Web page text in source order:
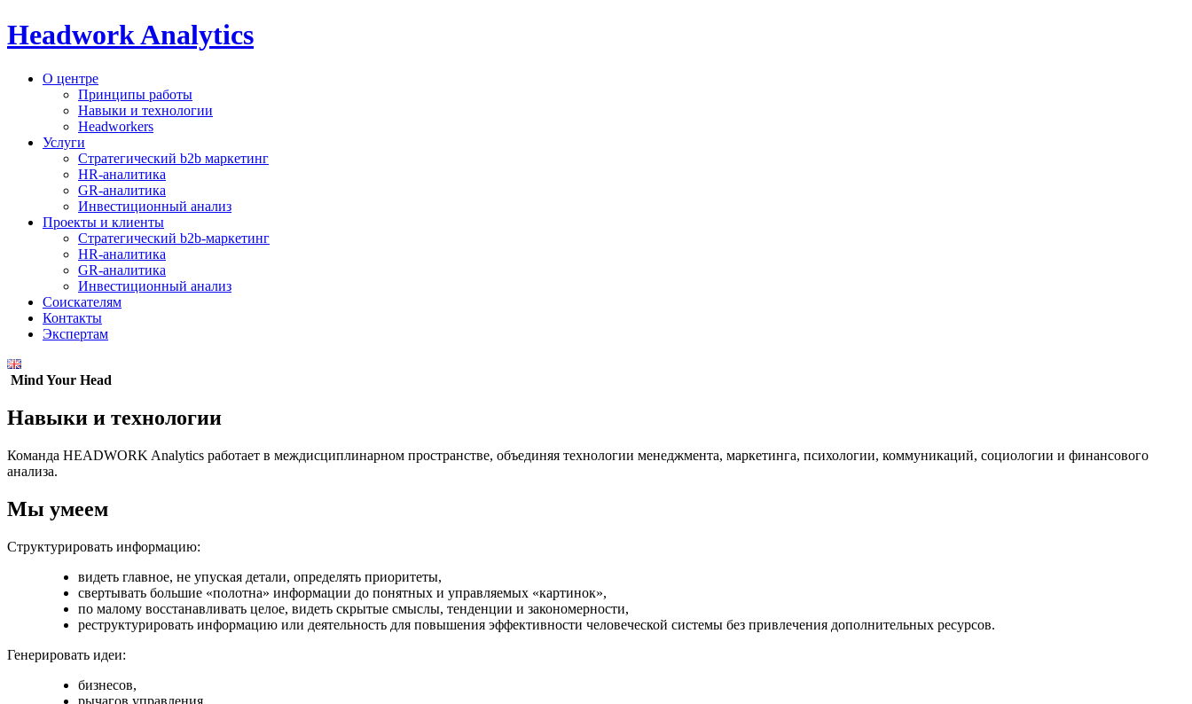
Headwork Analytics
О центре
Принципы работы
Навыки и технологии
Headworkers
Услуги
Стратегический b2b маркетинг
HR-аналитика
GR-аналитика
Инвестиционный анализ
Проекты и клиенты
Стратегический b2b-маркетинг
HR-аналитика
GR-аналитика
Инвестиционный анализ
Соискателям
Контакты
Экспертам
Mind Your Head
Навыки и технологии
Команда HEADWORK Analytics работает в междисциплинарном пространстве, объединяя технологии менеджмента, маркетинга, психологии, коммуникаций, социологии и финансового
анализа.
Мы умеем
Структурировать информацию:
видеть главное, не упуская детали, определять приоритеты,
свертывать большие «полотна» информации до понятных и управляемых «картинок»,
по малому восстанавливать целое, видеть скрытые смыслы, тенденции и закономерности,
реструктурировать информацию или деятельность для повышения эффективности человеческой системы без привлечения дополнительных ресурсов.
Генерировать идеи:
бизнесов,
рычагов управления,